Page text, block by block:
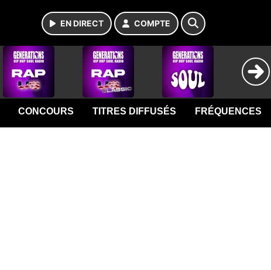
EN DIRECT COMPTE
CONCOURS TITRES DIFFUSÉS FRÉQUENCES